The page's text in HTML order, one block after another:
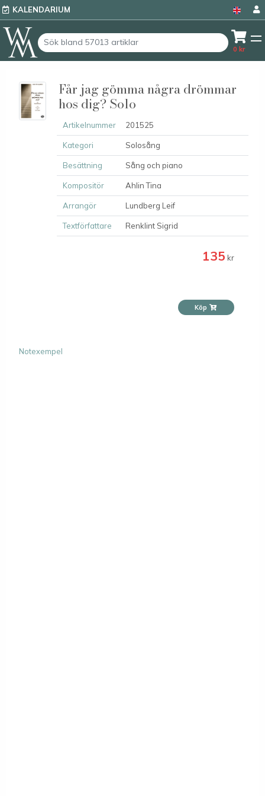
KALENDARIUM
0 kr
Får jag gömma några drömmar
hos dig? Solo
Artikelnummer 201525
Kategori Solosång
Besättning Sång och piano
Kompositör Ahlin Tina
Arrangör Lundberg Leif
Textförfattare Renklint Sigrid
135 kr
Köp
Notexempel